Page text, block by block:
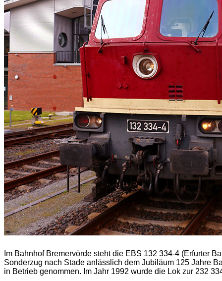
Im Bahnhof Bremervörde steht die EBS 132 334-4 (Erfurter
Sonderzug nach Stade anlässlich dem Jubiläum 125 Jahre
in Betrieb genommen. Im Jahr 1992 wurde die Lok zur 232